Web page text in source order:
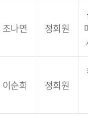
조나연 정회원
이순희 정회원